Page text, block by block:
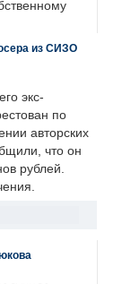
из СИЗО
экс-
по
авторских
что он
рублей.